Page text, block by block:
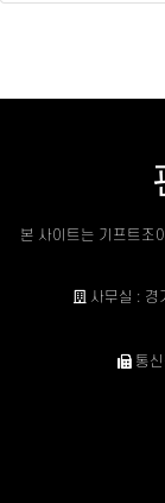
본 사이트는 기프트조
사무실 : 경
통